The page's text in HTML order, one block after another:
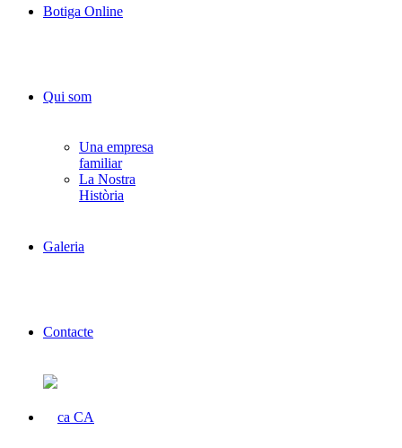
Botiga Online
Qui som
Una empresa
familiar
La Nostra
Història
Galeria
Contacte
CA